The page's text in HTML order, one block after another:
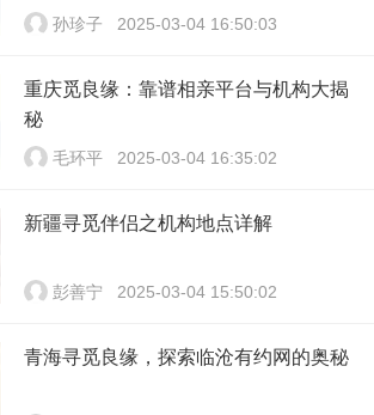
孙珍子 2025-03-04 16:50:03
重庆觅良缘：靠谱相亲平台与机构大揭
秘
毛环平 2025-03-04 16:35:02
新疆寻觅伴侣之机构地点详解
彭善宁 2025-03-04 15:50:02
青海寻觅良缘，探索临沧有约网的奥秘